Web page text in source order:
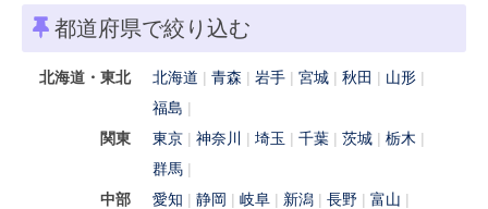
都道府県で絞り込む
北海道・東北 北海道 青森 岩手 宮城 秋田
山形
福島
関東
東京 神奈川 埼玉 千葉 茨城
栃木
群馬
中部
愛知 静岡 岐阜 新潟 長野
富山